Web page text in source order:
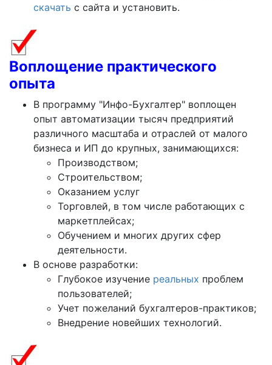
скачать с сайта и установить.
Воплощение практического
опыта
В программу "Инфо-Бухгалтер" воплощен
опыт автоматизации тысяч предприятий
различного масштаба и отраслей от малого
бизнеса и ИП до крупных, занимающихся:
Производством;
Строительством;
Оказанием услуг
Торговлей, в том числе работающих с
маркетплейсах;
Обучением и многих других сфер
деятельности.
В основе разработки:
Глубокое изучение реальных проблем
пользователей;
Учет пожеланий бухгалтеров-практиков;
Внедрение новейших технологий.